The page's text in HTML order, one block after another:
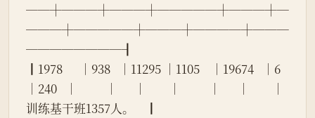
──┼───┼───┼─────┼───┼─
───┼─────┼───┼────┼───
────────┨
┃1978      │938   │11295 │1105    │19674   │6
│240   │          │      │        │          │      │        │
训练基干班1357人。    ┃